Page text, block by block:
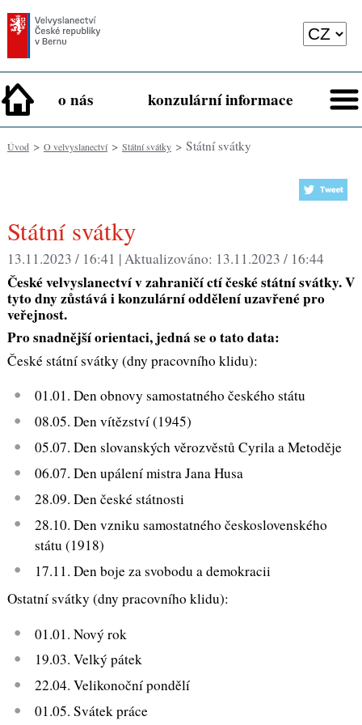
o nás konzulární informace
Úvod> O velvyslanectví> Státní svátky> Státní svátky
Státní svátky
13.11.2023 / 16:41 |Aktualizováno: 13.11.2023 / 16:44
České velvyslanectví v zahraničí ctí české státní svátky. V
tyto dny zůstává i konzulární oddělení uzavřené pro
veřejnost.
Pro snadnější orientaci, jedná se o tato data:
České státní svátky (dny pracovního klidu):
01.01. Den obnovy samostatného českého státu
08.05. Den vítězství (1945)
05.07. Den slovanských věrozvěstů Cyrila a Metoděje
06.07. Den upálení mistra Jana Husa
28.09. Den české státnosti
28.10. Den vzniku samostatného československého
státu (1918)
17.11. Den boje za svobodu a demokracii
Ostatní svátky (dny pracovního klidu):
01.01. Nový rok
19.03. Velký pátek
22.04. Velikonoční pondělí
01.05. Svátek práce